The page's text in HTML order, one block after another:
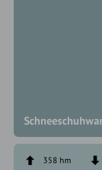
358 hm